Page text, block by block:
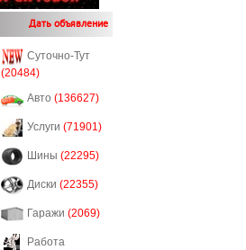
Дать объявление
Суточно-Тут
(20484)
Авто (136627)
Услуги (71901)
Шины (22295)
Диски (22355)
Гаражи (2069)
Работа